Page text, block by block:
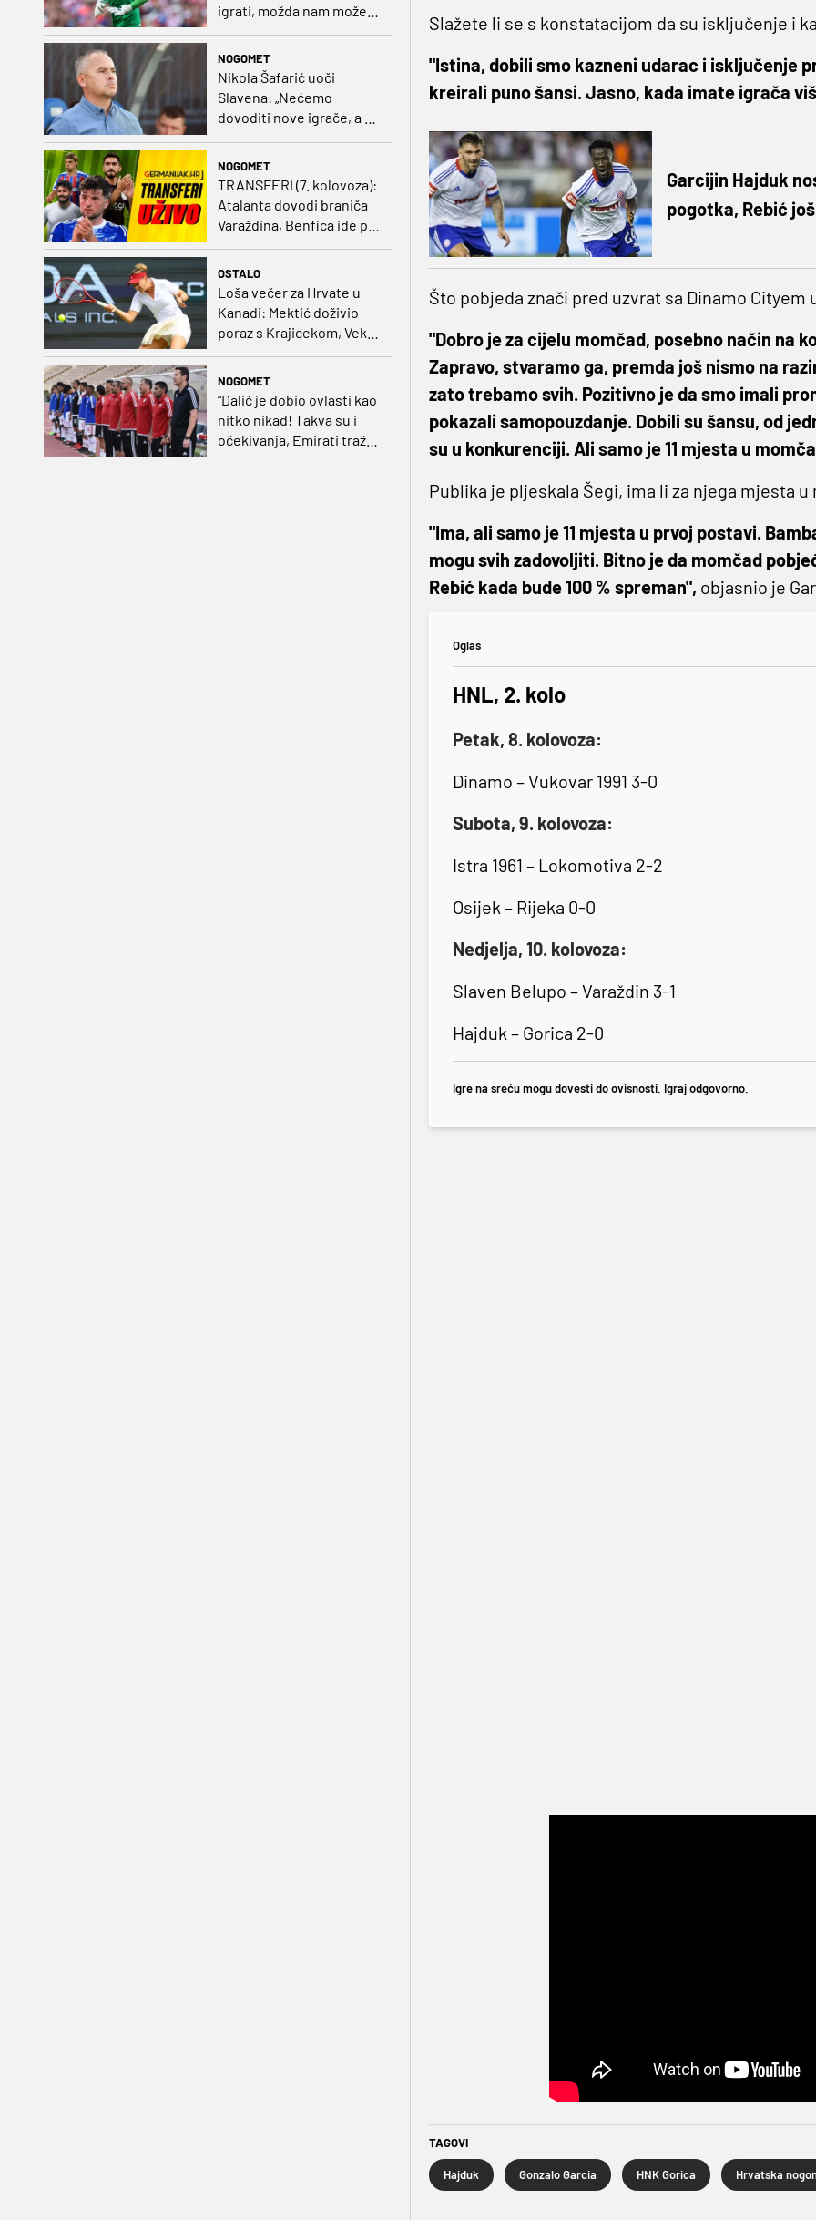
igrati, možda nam može
NOGOMET
Nikola Šafarić uoči
Slavena: „Nećemo
dovoditi nove igrače, a o
NOGOMET
TRANSFERI (7. kolovoza):
Atalanta dovodi braniča
Varaždina, Benfica ide po
Šutala
OSTALO
Loša večer za Hrvate u
Kanadi: Mektić doživio
poraz s Krajicekom, Vekić
NOGOMET
“Dalić je dobio ovlasti kao
nitko nikad! Takva su i
očekivanja, Emirati traže
Slažete li se s konstatacijom da su isključenje i
"Istina, dobili smo kazneni udarac i isključenje
kreirali puno šansi. Jasno, kada imate igrača
Garcijin Hajduk
pogotka, Rebić
Što pobjeda znači pred uzvrat sa Dinamo Cityem
"Dobro je za cijelu momčad, posebno način na
Zapravo, stvaramo ga, premda još nismo na
zato trebamo svih. Pozitivno je da smo imali
pokazali samopouzdanje. Dobili su šansu, od
su u konkurenciji. Ali samo je 11 mjesta u
Publika je pljeskala Šegi, ima li za njega mjesta u
"Ima, ali samo je 11 mjesta u prvoj postavi.
mogu svih zadovoljiti. Bitno je da momčad
Rebić kada bude 100 % spreman", objasnio je
Oglas
HNL, 2. kolo
Petak, 8. kolovoza:
Dinamo – Vukovar 1991 3-0
Subota, 9. kolovoza:
Istra 1961 – Lokomotiva 2-2
Osijek – Rijeka 0-0
Nedjelja, 10. kolovoza:
Slaven Belupo – Varaždin 3-1
Hajduk – Gorica 2-0
Igre na sreću mogu dovesti do ovisnosti. Igraj odgovorno.
TAGOVI
Hajduk Gonzalo Garcia HNK Gorica